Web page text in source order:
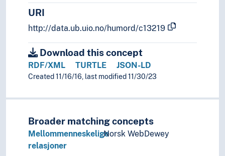
Lovgivning
Offentlig debatt
Offentlig mening
Oppløsningsrett
Politisk deltakelse
Politiske endringer
Riksoppløsning
Rikssamling
Sakseierskap
URI
http://data.ub.uio.no/humord/c13219
Download this concept
RDF/XML TURTLE JSON-LD
Created 11/16/16, last modified 11/30/23
Broader matching concepts
Mellommenneskelige
relasjoner
Norsk WebDewey